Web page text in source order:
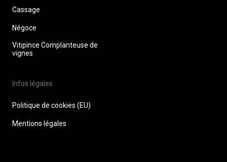
Cassage
Négoce
Vitipince Complanteuse de
vignes
Infos légales
Politique de cookies (EU)
Mentions légales